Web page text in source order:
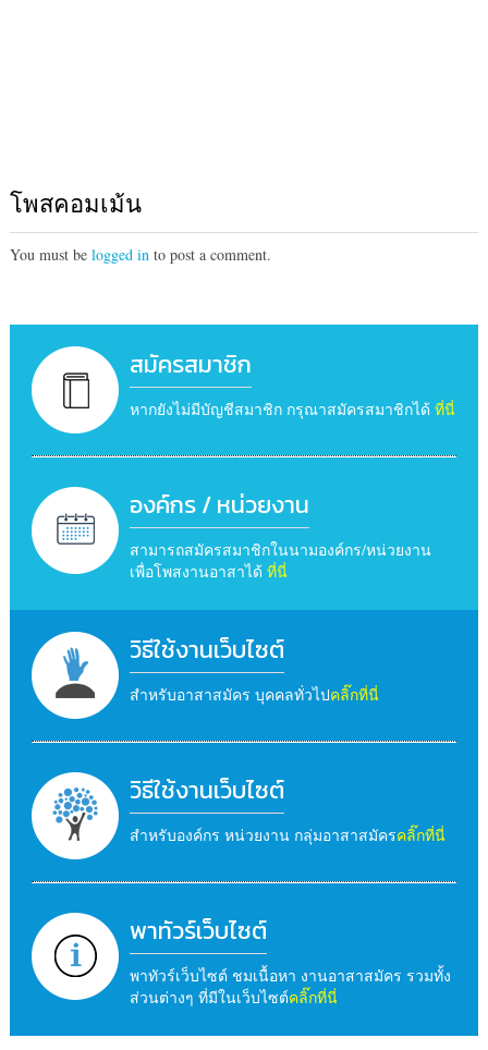
โพสคอมเม้น
You must be logged in to post a comment.
สมัครสมาชิก
หากยังไม่มีบัญชีสมาชิก กรุณาสมัครสมาชิกได้ ที่นี่
องค์กร / หน่วยงาน
สามารถสมัครสมาชิกในนามองค์กร/หน่วยงาน
เพื่อโพสงานอาสาได้ ที่นี่
วิธีใช้งานเว็บไซต์
สำหรับอาสาสมัคร บุคคลทั่วไปคลิ๊กที่นี่
วิธีใช้งานเว็บไซต์
สำหรับองค์กร หน่วยงาน กลุ่มอาสาสมัครคลิ๊กที่นี่
พาทัวร์เว็บไซต์
พาทัวร์เว็บไซต์ ชมเนื้อหา งานอาสาสมัคร รวมทั้ง
ส่วนต่างๆ ที่มีในเว็บไซต์คลิ๊กที่นี่